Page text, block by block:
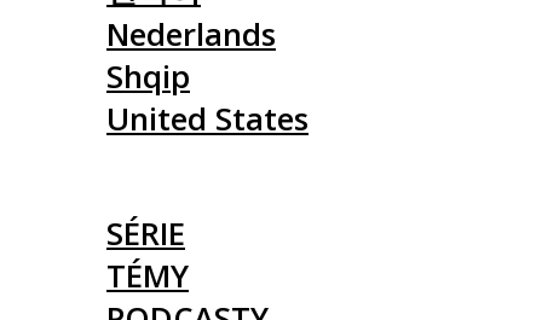
Nederlands
Shqip
United States
SÉRIE
TÉMY